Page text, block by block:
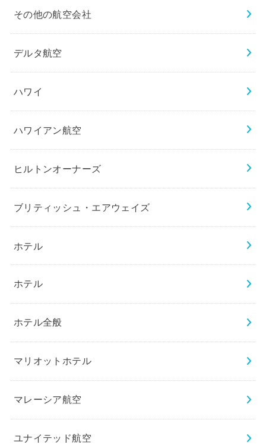
その他の航空会社
デルタ航空
ハワイ
ハワイアン航空
ヒルトンオーナーズ
ブリティッシュ・エアウェイズ
ホテル
ホテル
ホテル全般
マリオットホテル
マレーシア航空
ユナイテッド航空